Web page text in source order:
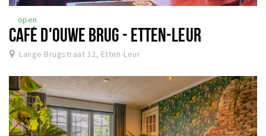
open
CAFÉ D'OUWE BRUG - ETTEN-LEUR
Lange Brugstraat 12, Etten-Leur